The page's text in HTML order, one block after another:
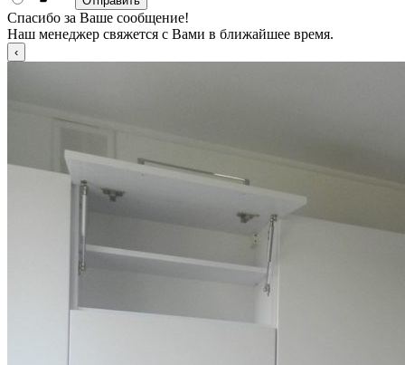
Спасибо за Ваше сообщение!
Наш менеджер свяжется с Вами в ближайшее время.